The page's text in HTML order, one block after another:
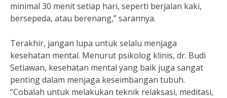
minimal 30 menit setiap hari, seperti berjalan kaki,
bersepeda, atau berenang,” sarannya.
Terakhir, jangan lupa untuk selalu menjaga
kesehatan mental. Menurut psikolog klinis, dr. Budi
Setiawan, kesehatan mental yang baik juga sangat
penting dalam menjaga keseimbangan tubuh.
“Cobalah untuk melakukan teknik relaksasi, meditasi,